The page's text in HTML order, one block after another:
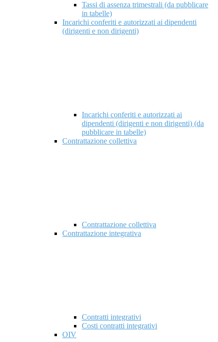
Tassi di assenza trimestrali (da pubblicare
in tabelle)
Incarichi conferiti e autorizzati ai dipendenti
(dirigenti e non dirigenti)
Incarichi conferiti e autorizzati ai
dipendenti (dirigenti e non dirigenti) (da
pubblicare in tabelle)
Contrattazione collettiva
Contrattazione collettiva
Contrattazione integrativa
Contratti integrativi
Costi contratti integrativi
OIV